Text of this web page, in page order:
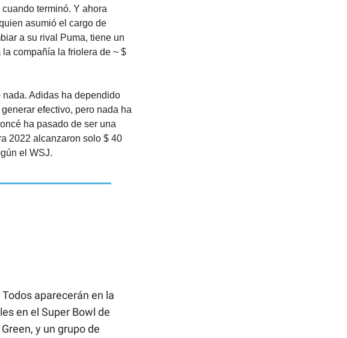
terminó. Y ahora
asumió el cargo de
a su rival Puma, tiene un
compañía la friolera de ~ $
Adidas ha dependido
efectivo, pero nada ha
ha pasado de ser una
2022 alcanzaron solo $ 40
el WSJ.
aparecerán en la
en el Super Bowl de
y un grupo de